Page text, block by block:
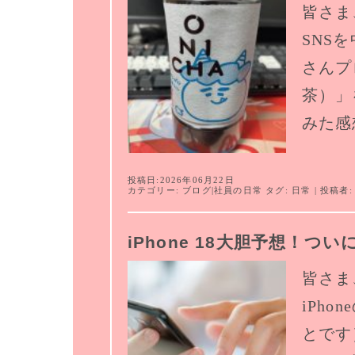
皆さ
SNS
さん
茶）
みた
投稿日:2026年06月22日
カテゴリー: ブログ 社員の日常 タグ: 日常 | 投稿者:
iPhone 18大胆予想！つい
皆さ
とで